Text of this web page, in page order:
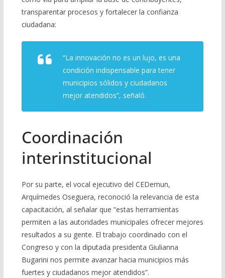
transparentar procesos y fortalecer la confianza
ciudadana:
“La innovación no es un lujo, es una
condición indispensable para tener
municipios sólidos y ciudadanos
mejor atendidos”, señaló.
Coordinación
interinstitucional
Por su parte, el vocal ejecutivo del CEDemun,
Arquímedes Oseguera, reconoció la relevancia de esta
capacitación, al señalar que “estas herramientas
permiten a las autoridades municipales ofrecer mejores
resultados a su gente. El trabajo coordinado con el
Congreso y con la diputada presidenta Giulianna
Bugarini nos permite avanzar hacia municipios más
fuertes y ciudadanos mejor atendidos”.